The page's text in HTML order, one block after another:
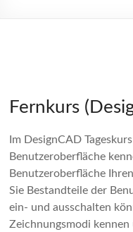
Fernkurs
Im DesignCAD
Benutzeroberfläche
Benutzeroberfläche
Sie Bestandteile der
ein- und ausschalten
Zeichnungsmodi